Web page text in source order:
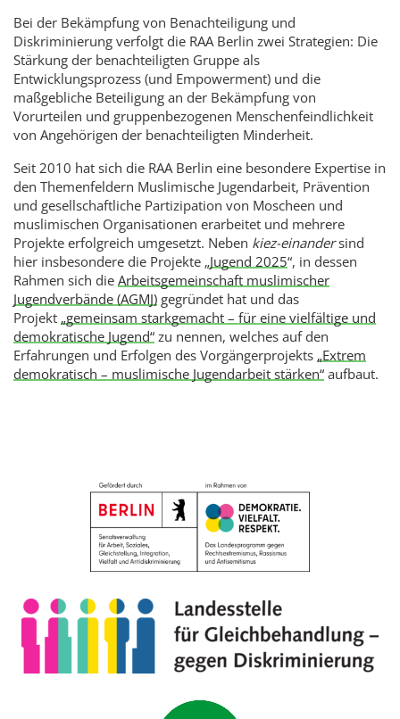
Bei der Bekämpfung von Benachteiligung und
Diskriminierung verfolgt die RAA Berlin zwei Strategien: Die
Stärkung der benachteiligten Gruppe als
Entwicklungsprozess (und Empowerment) und die
maßgebliche Beteiligung an der Bekämpfung von
Vorurteilen und gruppenbezogenen Menschenfeindlichkeit
von Angehörigen der benachteiligten Minderheit.
Seit 2010 hat sich die RAA Berlin eine besondere Expertise in
den Themenfeldern Muslimische Jugendarbeit, Prävention
und gesellschaftliche Partizipation von Moscheen und
muslimischen Organisationen erarbeitet und mehrere
Projekte erfolgreich umgesetzt. Neben kiez-einandersind
hier insbesondere die Projekte „Jugend 2025“, in dessen
Rahmen sich die Arbeitsgemeinschaft muslimischer
Jugendverbände (AGMJ) gegründet hat und das
Projekt „gemeinsam starkgemacht – für eine vielfältige und
demokratische Jugend“ zu nennen, welches auf den
Erfahrungen und Erfolgen des Vorgängerprojekts „Extrem
demokratisch – muslimische Jugendarbeit stärken“ aufbaut.